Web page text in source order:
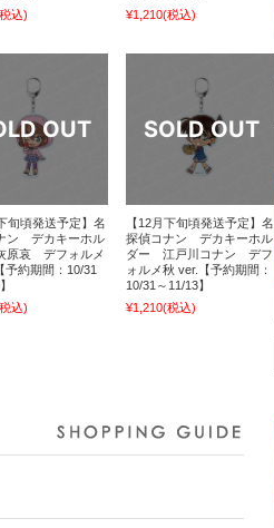
込)
¥1,210(税込)
旬頃発送予定】名
ン デカキーホル
原哀 デフォルメ
予約期間：10/31
込)
【12月下旬頃発送予定】名
探偵コナン デカキーホル
ダー 江戸川コナン デフ
ォルメ秋 ver.【予約期間：
10/31～11/13】
¥1,210(税込)